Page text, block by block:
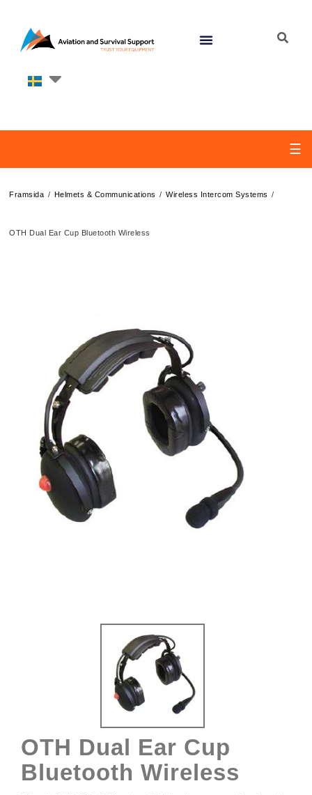
☰
Framsida / Helmets & Communications / Wireless Intercom Systems /
OTH Dual Ear Cup Bluetooth Wireless
OTH Dual Ear Cup
Bluetooth Wireless